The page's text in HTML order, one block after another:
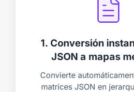
1. Conversión
JSON a mapas
Convierte
matrices JSON en